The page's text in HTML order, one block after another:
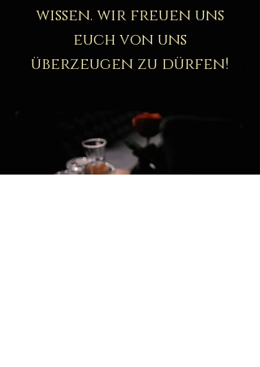
wissen. wir freuen uns
euch von uns
überzeugen zu dürfen!